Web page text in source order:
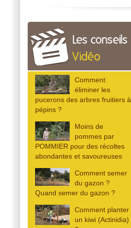
Les conseils
Vidéo
Comment
éliminer les
pucerons des arbres fruitiers à
pépins ?
Moins de
pommes par
POMMIER pour des récoltes
abondantes et savoureuses
Comment semer
du gazon ?
Quand semer du gazon ?
Comment planter
un kiwi (Actinidia)